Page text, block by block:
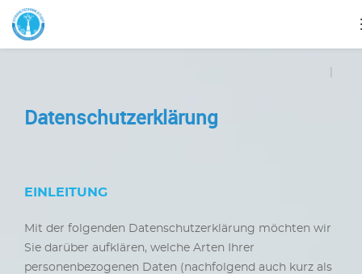
Datenschutzerklärung
EINLEITUNG
Mit der folgenden Datenschutzerklärung möchten wir
Sie darüber aufklären, welche Arten Ihrer
personenbezogenen Daten (nachfolgend auch kurz als